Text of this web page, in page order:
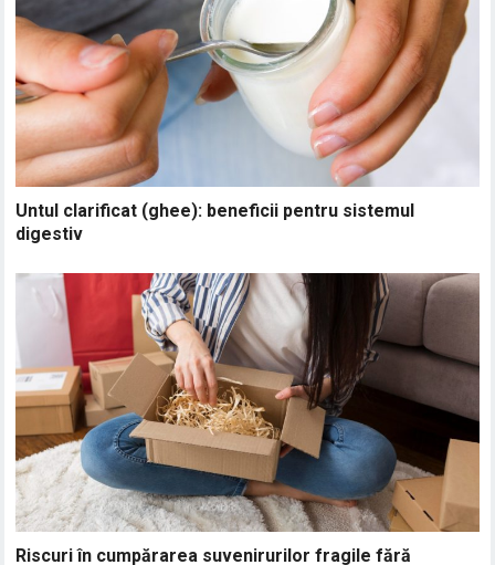
Untul clarificat (ghee): beneficii pentru sistemul
digestiv
Riscuri în cumpărarea suvenirurilor fragile fără